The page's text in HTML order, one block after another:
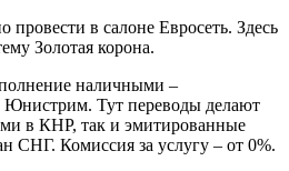
в салоне Евросеть. Здесь
Золотая корона.
наличными –
Юнистрим. Тут переводы делают
в КНР, так и эмитированные
СНГ. Комиссия за услугу – от 0%.